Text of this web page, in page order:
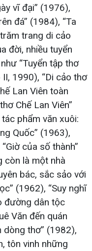
vĩ đại” (1976),
đá” (1984), “Ta
trang di cảo
đời, nhiều tuyển
“Tuyển tập thơ
II, 1990), “Di cảo thơ
Lan Viên toàn
Chế Lan Viên”
phẩm văn xuôi:
Quốc” (1963),
của số thành”
còn là một nhà
bác, sắc sảo với
(1962), “Suy nghĩ
đường dân tộc
Văn đến quán
dòng thơ” (1982),
tôn vinh những